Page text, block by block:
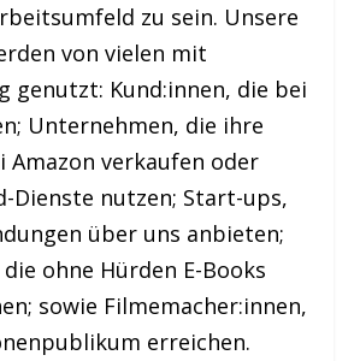
zu sein. Unsere
von vielen mit
genutzt: Kund:innen, die bei
Unternehmen, die ihre
Amazon verkaufen oder
Dienste nutzen; Start-ups,
über uns anbieten;
ohne Hürden E-Books
sowie Filmemacher:innen,
erreichen.